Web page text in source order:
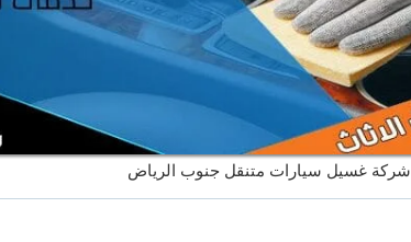
شركة غسيل سيارات متنقل جنوب الرياض